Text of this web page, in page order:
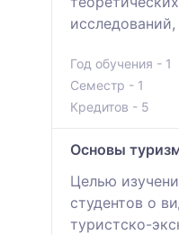
Год обучения - 1
Семестр - 1
Кредитов - 5
Основы
Целью
студентов о
туристско-